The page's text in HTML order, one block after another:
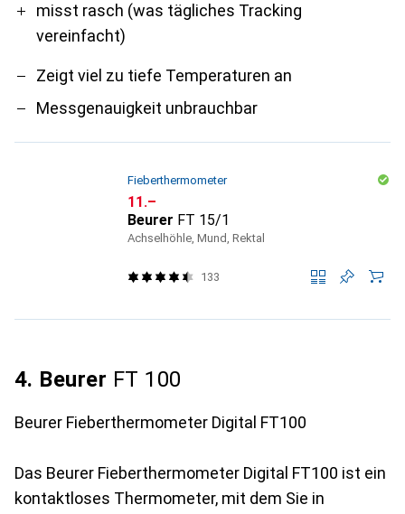
misst rasch (was tägliches Tracking
vereinfacht)
Zeigt viel zu tiefe Temperaturen an
Messgenauigkeit unbrauchbar
Fieberthermometer
CHF
11.–
Beurer FT 15/1
Achselhöhle, Mund, Rektal
133
4. Beurer FT 100
Beurer Fieberthermometer Digital FT100
Das Beurer Fieberthermometer Digital FT100 ist ein
kontaktloses Thermometer, mit dem Sie in